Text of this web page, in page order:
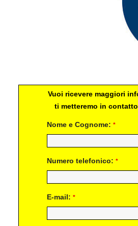
Vuoi ricevere maggiori
ti metteremo in
Nome e Cognome: *
Numero telefonico: *
E-mail: *